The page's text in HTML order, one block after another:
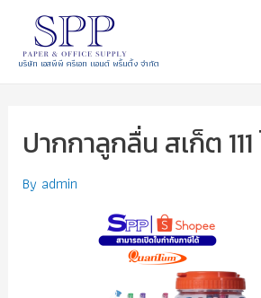
บริษัท เอสพีพี ครีเอท แอนด์ พริ้นติ้ง จำกัด
ปากกาลูกลื่น สเก็ต 111
By admin